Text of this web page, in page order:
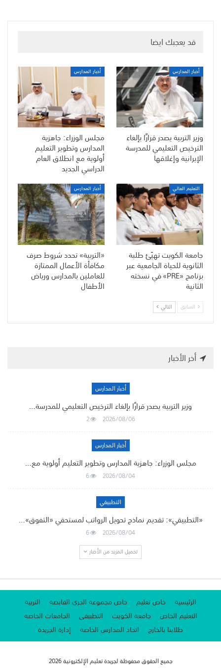
قد يعجبك ايضا
أخبار المدارس
وزير التربية يصدر قرارًا بإلغاء
الترخيص التعليمي للمدرسة
الإيرانية وإغلاقها
أخبار المدارس
مجلس الوزراء: جاهزية
المدارس وتطوير التعليم
أولوية مع انطلاق العام
الدراسي الجديد
التعليم العالي
جامعة الكويت تهيّئ طلبة
الثانوية للحياة الجامعية عبر
برنامج «PRE» في نسخته
الثانية
أخبار المدارس
«التربية» تحدد شروط صرف
مكافأة الأعمال الممتازة
للعاملين بالمدارس ورياض
الأطفال
السابق التالي
أخر الأخبار
أخبار المدارس
وزير التربية يصدر قرارًا بإلغاء الترخيص التعليمي للمدرسة…
2026/08/06
2
أخبار المدارس
مجلس الوزراء: جاهزية المدارس وتطوير التعليم أولوية مع…
2026/08/04
6
التطبيقي
«التطبيقي»: تقديم نماذج تحويل الرواتب لمستحقي «التفوق»…
2026/08/04
6
تحميل المزيد من الأخبار
الرئيسية خاص تعليم خاص مجموعة الجري القابضة
التربية
التعليم الخاص
جامعة الكويت التطبيقي
الجامعات الخاصة
طلابنا بالخارج
اتحاد المدارس الخاصة إدارة الجريدة
جميع الحقوق محفوظة لجريدة تعليم الإلكترونية 2026